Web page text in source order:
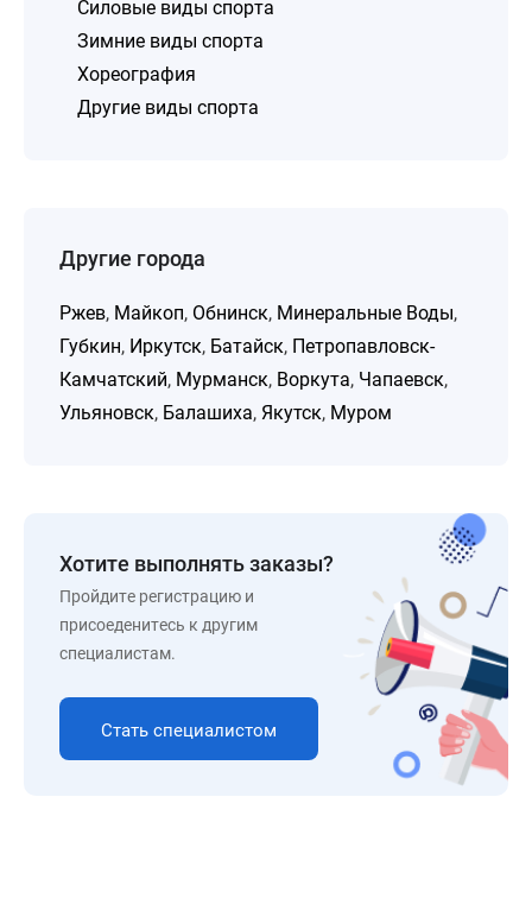
Силовые виды спорта
Зимние виды спорта
Хореография
Другие виды спорта
Другие города
Ржев, Майкоп, Обнинск, Минеральные Воды,
Губкин, Иркутск, Батайск, Петропавловск-
Камчатский, Мурманск, Воркута, Чапаевск,
Ульяновск, Балашиха, Якутск, Муром
Хотите выполнять заказы?
Пройдите регистрацию и
присоеденитесь к другим
специалистам.
Стать специалистом